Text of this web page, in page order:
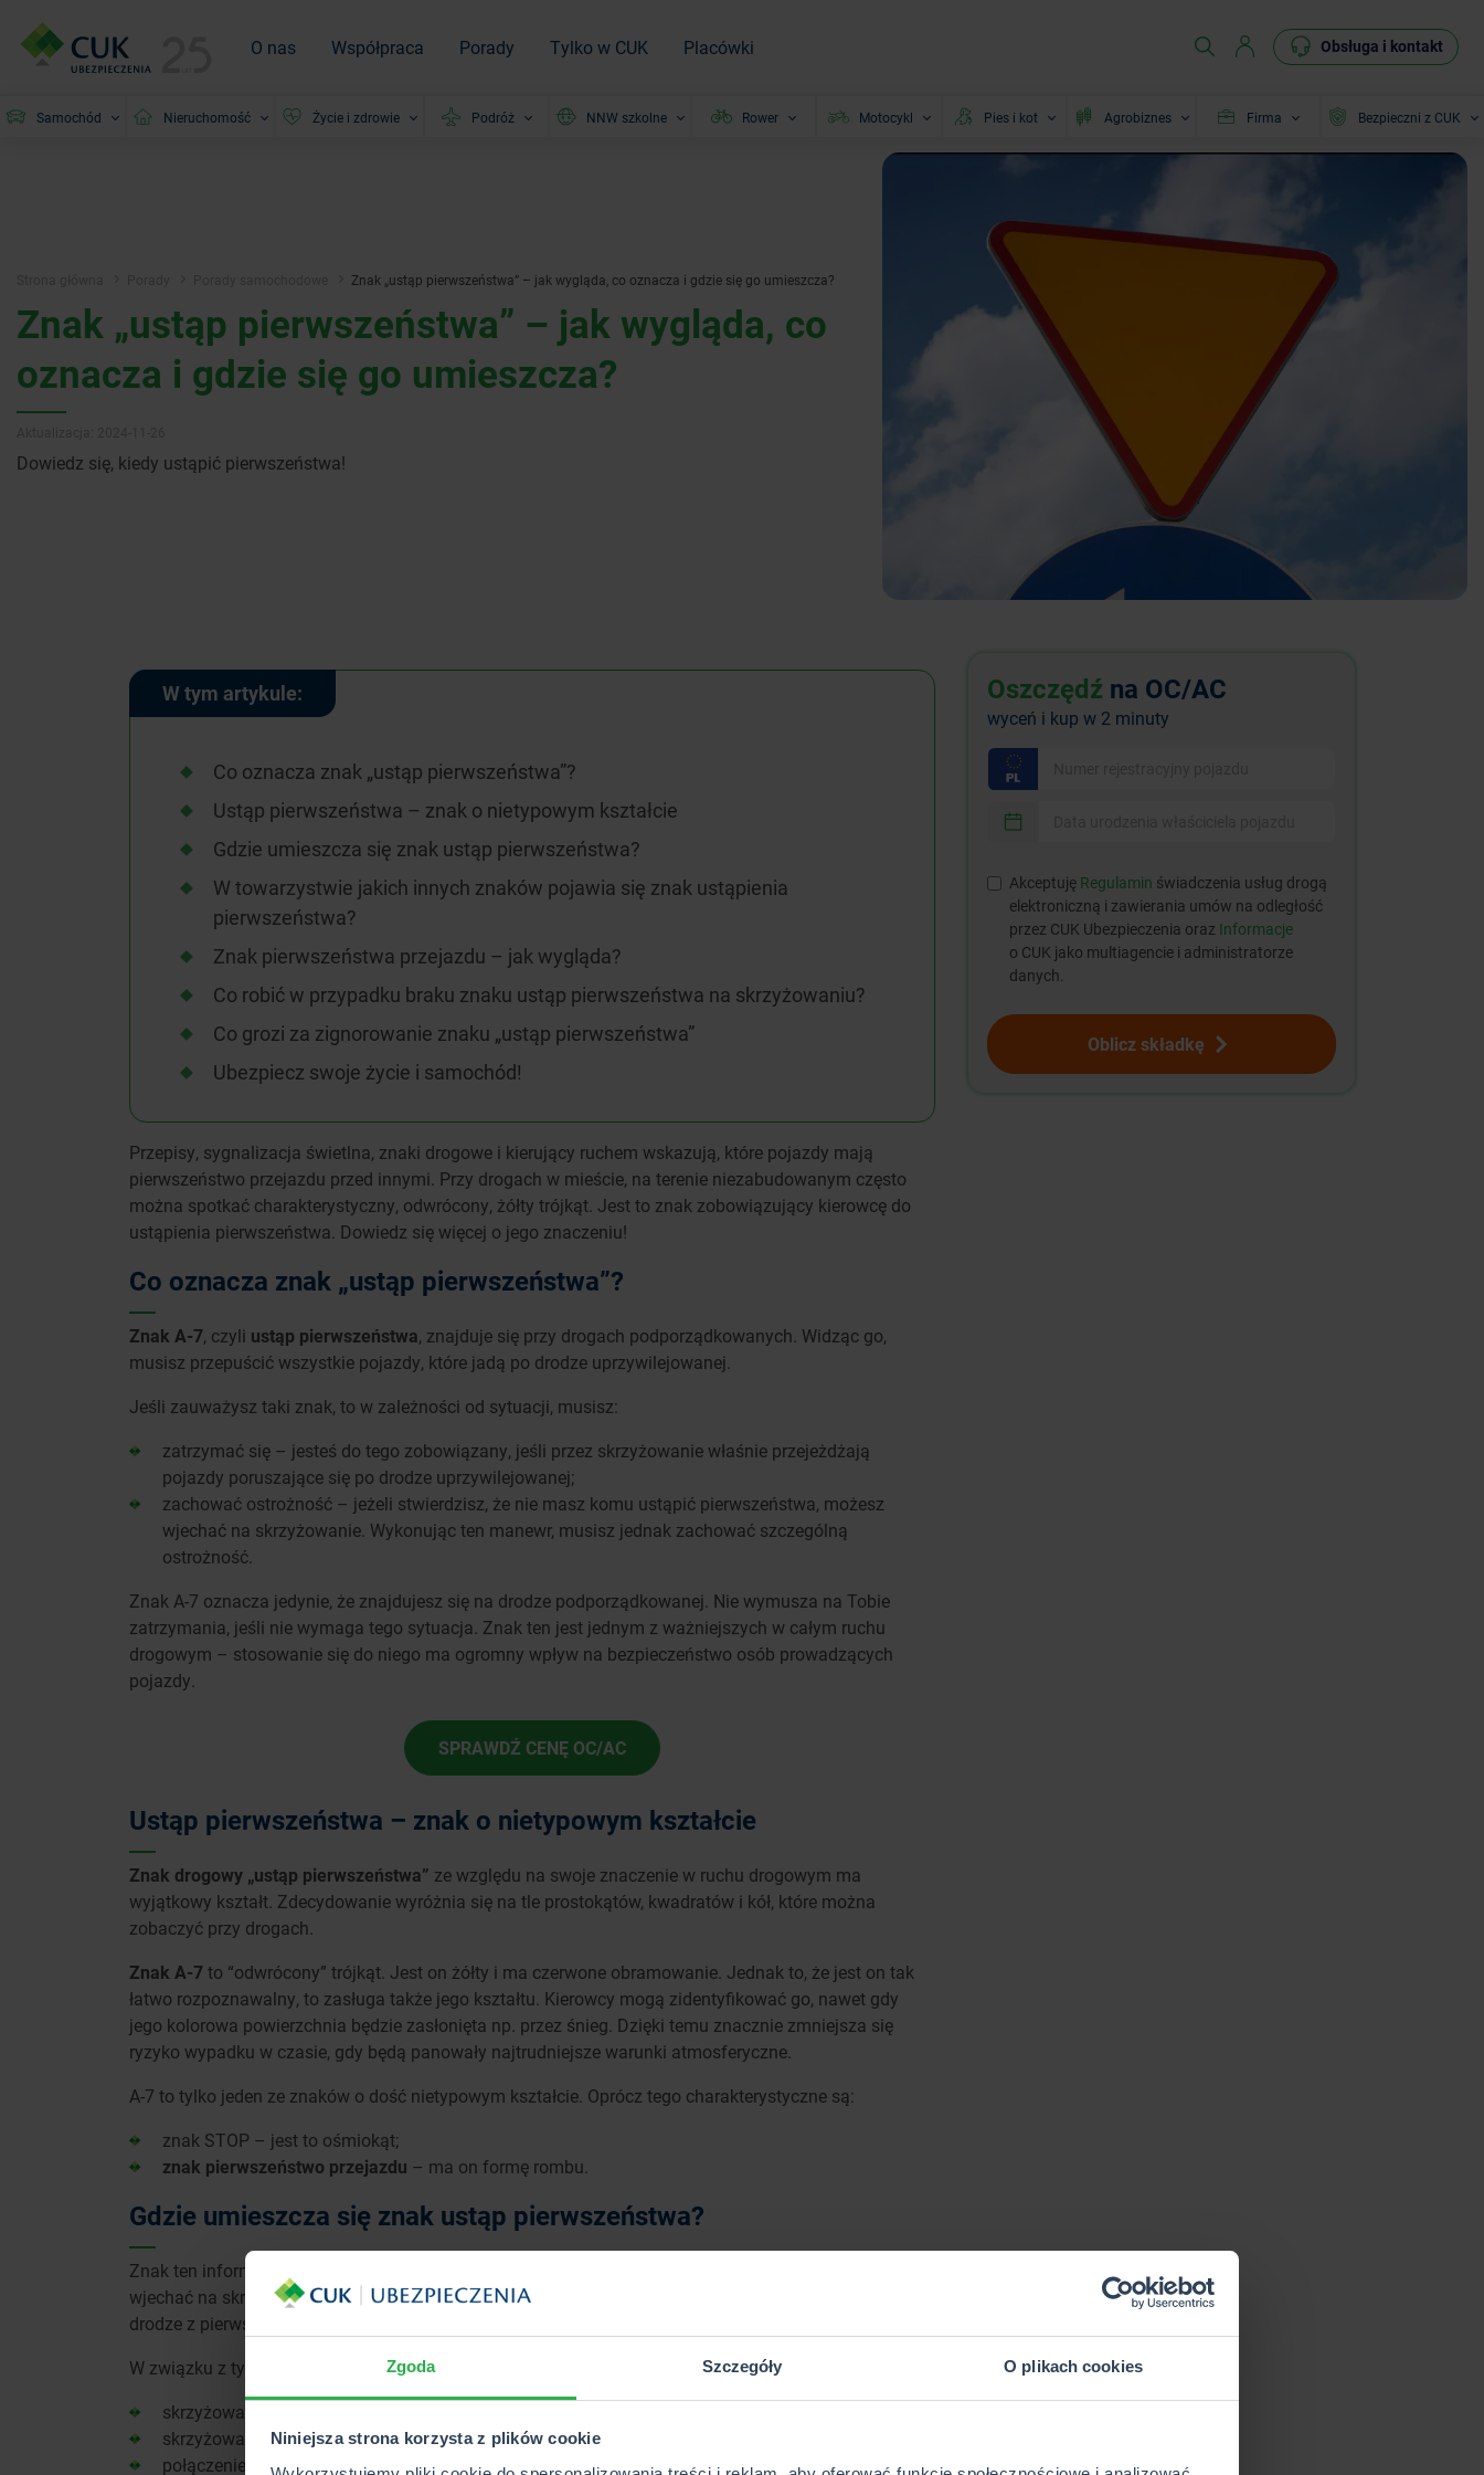
Zgoda Szczegóły O plikach cookies
Niniejsza strona korzysta z plików cookie
O nas Współpraca Porady Tylko w CUK Placówki Obsługa i kontakt
Samochód Nieruchomość Życie i zdrowie Podróż NNW szkolne Rower Motocykl Pies i kot Agrobiznes Firma Bezpieczni z CUK
Znak „ustąp pierwszeństwa” – jak wygląda, co oznacza i gdzie się go umieszcza?
Znak „ustąp pierwszeństwa” – jak wygląda, co
oznacza i gdzie się go umieszcza?
Dowiedz się, kiedy ustąpić pierwszeństwa!
W tym artykule:
Co oznacza znak „ustąp pierwszeństwa”?
Ustąp pierwszeństwa – znak o nietypowym kształcie
Gdzie umieszcza się znak ustąp pierwszeństwa?
W towarzystwie jakich innych znaków pojawia się znak ustąpienia
pierwszeństwa?
Znak pierwszeństwa przejazdu – jak wygląda?
Co robić w przypadku braku znaku ustąp pierwszeństwa na skrzyżowaniu?
Co grozi za zignorowanie znaku „ustąp pierwszeństwa”
Ubezpiecz swoje życie i samochód!
Przepisy, sygnalizacja świetlna, znaki drogowe i kierujący ruchem wskazują, które pojazdy mają
pierwszeństwo przejazdu przed innymi. Przy drogach w mieście, na terenie niezabudowanym często
można spotkać charakterystyczny, odwrócony, żółty trójkąt. Jest to znak zobowiązujący kierowcę do
ustąpienia pierwszeństwa. Dowiedz się więcej o jego znaczeniu!
Co oznacza znak „ustąp pierwszeństwa”?
Znak A-7, czyli ustąp pierwszeństwa, znajduje się przy drogach podporządkowanych. Widząc go,
musisz przepuścić wszystkie pojazdy, które jadą po drodze uprzywilejowanej.
Jeśli zauważysz taki znak, to w zależności od sytuacji, musisz:
zatrzymać się – jesteś do tego zobowiązany, jeśli przez skrzyżowanie właśnie przejeżdżają
pojazdy poruszające się po drodze uprzywilejowanej;
zachować ostrożność – jeżeli stwierdzisz, że nie masz komu ustąpić pierwszeństwa, możesz
wjechać na skrzyżowanie. Wykonując ten manewr, musisz jednak zachować szczególną
ostrożność.
Znak A-7 oznacza jedynie, że znajdujesz się na drodze podporządkowanej. Nie wymusza na Tobie
zatrzymania, jeśli nie wymaga tego sytuacja. Znak ten jest jednym z ważniejszych w całym ruchu
drogowym – stosowanie się do niego ma ogromny wpływ na bezpieczeństwo osób prowadzących
pojazdy.
SPRAWDŹ CENĘ OC/AC
Ustąp pierwszeństwa – znak o nietypowym kształcie
Znak drogowy „ustąp pierwszeństwa” ze względu na swoje znaczenie w ruchu drogowym ma
wyjątkowy kształt. Zdecydowanie wyróżnia się na tle prostokątów, kwadratów i kół, które można
zobaczyć przy drogach.
Znak A-7to “odwrócony” trójkąt. Jest on żółty i ma czerwone obramowanie. Jednak to, że jest on tak
łatwo rozpoznawalny, to zasługa także jego kształtu. Kierowcy mogą zidentyfikować go, nawet gdy
jego kolorowa powierzchnia będzie zasłonięta np. przez śnieg. Dzięki temu znacznie zmniejsza się
ryzyko wypadku w czasie, gdy będą panowały najtrudniejsze warunki atmosferyczne.
A-7 to tylko jeden ze znaków o dość nietypowym kształcie. Oprócz tego charakterystyczne są:
znak STOP – jest to ośmiokąt;
znak pierwszeństwo przejazdu – ma on formę rombu.
Gdzie umieszcza się znak ustąp pierwszeństwa?
Znak ten informuje, że kierowca porusza się po drodze podporządkowanej – zanim będzie mógł on
wjechać na skrzyżowanie, musi ustąpić pierwszeństwa przejazdu pojazdom, które poruszają się po
drodze z pierwszeństwem.
W związku z tym umieszcza się go przed:
skrzyżowaniami,
skrzyżowaniami o ruchu okrężnym,
połączeniem dróg.
Oszczędź na OC/AC
wyceń i kup w 2 minuty
Akceptuję Regulamin świadczenia usług drogą
elektroniczną i zawierania umów na odległość
przez CUK Ubezpieczenia oraz Informacje
o CUK jako multiagencie i administratorze
danych.
Oblicz składkę